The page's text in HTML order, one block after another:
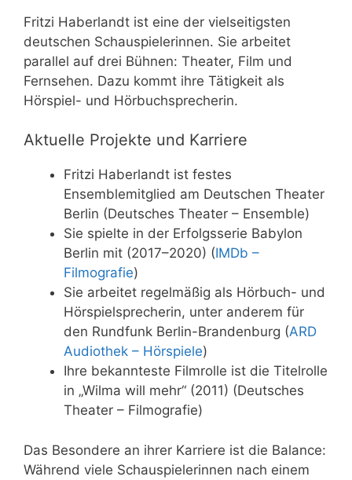
Fritzi Haberlandt ist eine der vielseitigsten
deutschen Schauspielerinnen. Sie arbeitet
parallel auf drei Bühnen: Theater, Film und
Fernsehen. Dazu kommt ihre Tätigkeit als
Hörspiel- und Hörbuchsprecherin.
Aktuelle Projekte und Karriere
Fritzi Haberlandt ist festes
Ensemblemitglied am Deutschen Theater
Berlin (Deutsches Theater – Ensemble)
Sie spielte in der Erfolgsserie Babylon
Berlin mit (2017–2020) (IMDb –
Filmografie)
Sie arbeitet regelmäßig als Hörbuch- und
Hörspielsprecherin, unter anderem für
den Rundfunk Berlin-Brandenburg (ARD
Audiothek – Hörspiele)
Ihre bekannteste Filmrolle ist die Titelrolle
in „Wilma will mehr“ (2011) (Deutsches
Theater – Filmografie)
Das Besondere an ihrer Karriere ist die Balance:
Während viele Schauspielerinnen nach einem